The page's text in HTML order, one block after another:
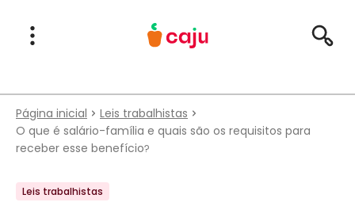
Menu Principal
Abrir Menu
Página inicial
Leis trabalhistas
O que é salário-família e quais são os requisitos para
receber esse benefício?
Leis trabalhistas